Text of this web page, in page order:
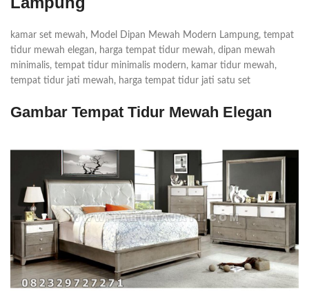
kamar set mewah, Model Dipan Mewah Modern Lampung, tempat
tidur mewah elegan, harga tempat tidur mewah, dipan mewah
minimalis, tempat tidur minimalis modern, kamar tidur mewah,
tempat tidur jati mewah, harga tempat tidur jati satu set
Gambar Tempat Tidur Mewah Elegan